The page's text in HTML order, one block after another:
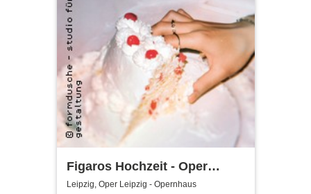
Figaros Hochzeit - Oper
Leipzig
Leipzig, Oper Leipzig - Opernhaus